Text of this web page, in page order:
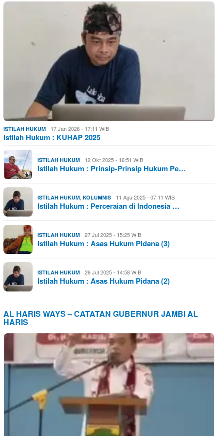
ISTILAH HUKUM 17 Jan 2026 - 17:11 WIB
Istilah Hukum : KUHAP 2025
ISTILAH HUKUM 12 Okt 2025 - 16:51 WIB
Istilah Hukum : Prinsip-Prinsip Hukum Pe…
ISTILAH HUKUM KOLUMNIS 11 Agu 2025 - 07:11 WIB
Istilah Hukum : Perceraian di Indonesia …
ISTILAH HUKUM 27 Jul 2025 - 15:25 WIB
Istilah Hukum : Asas Hukum Pidana (3)
ISTILAH HUKUM 26 Jul 2025 - 14:58 WIB
Istilah Hukum : Asas Hukum Pidana (2)
AL HARIS WAYS – CATATAN GUBERNUR JAMBI AL
HARIS